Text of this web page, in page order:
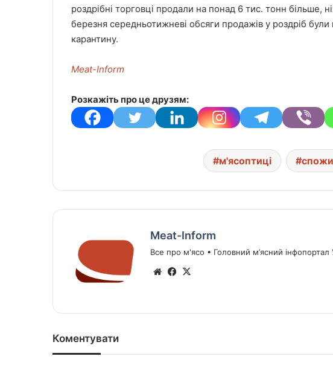
роздрібні торговці продали на понад 6 тис. тонн більше,
березня середньотижневі обсяги продажів у роздріб
карантину.
Meat-Inform
Розкажіть про це друзям:
м'ясоптиці
Meat-Inform
Все про м'ясо • Головний м’ясний інфопортал
We Fa
ok
Коментувати